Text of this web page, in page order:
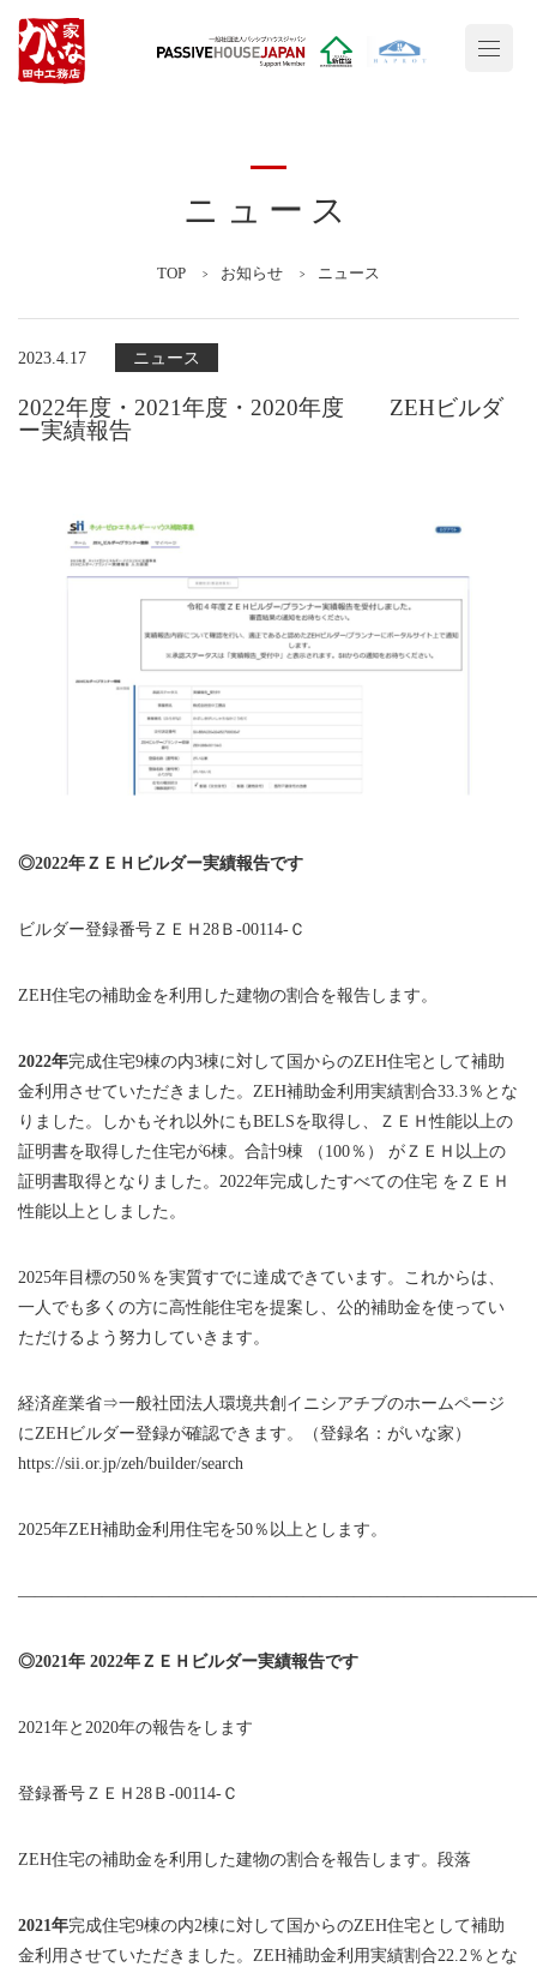
ニュース
TOP お知らせ ニュース
2023.4.17 ニュース
2022年度・2021年度・2020年度 ZEHビルダ
ー実績報告
◎2022年ＺＥＨビルダー実績報告です
ビルダー登録番号ＺＥＨ28Ｂ-00114-Ｃ
ZEH住宅の補助金を利用した建物の割合を報告します。
2022年完成住宅9棟の内3棟に対して国からのZEH住宅として補助
金利用させていただきました。ZEH補助金利用実績割合33.3％とな
りました。しかもそれ以外にもBELSを取得し、ＺＥＨ性能以上の
証明書を取得した住宅が6棟。合計9棟 （100％） がＺＥＨ以上の
証明書取得となりました。2022年完成したすべての住宅 をＺＥＨ
性能以上としました。
2025年目標の50％を実質すでに達成できています。これからは、
一人でも多くの方に高性能住宅を提案し、公的補助金を使ってい
ただけるよう努力していきます。
経済産業省⇒一般社団法人環境共創イニシアチブのホームページ
にZEHビルダー登録が確認できます。（登録名：がいな家）
https://sii.or.jp/zeh/builder/search
2025年ZEH補助金利用住宅を50％以上とします。
◎2021年 2022年ＺＥＨビルダー実績報告です
2021年と2020年の報告をします
登録番号ＺＥＨ28Ｂ-00114-Ｃ
ZEH住宅の補助金を利用した建物の割合を報告します。段落
2021年完成住宅9棟の内2棟に対して国からのZEH住宅として補助
金利用させていただきました。ZEH補助金利用実績割合22.2％とな